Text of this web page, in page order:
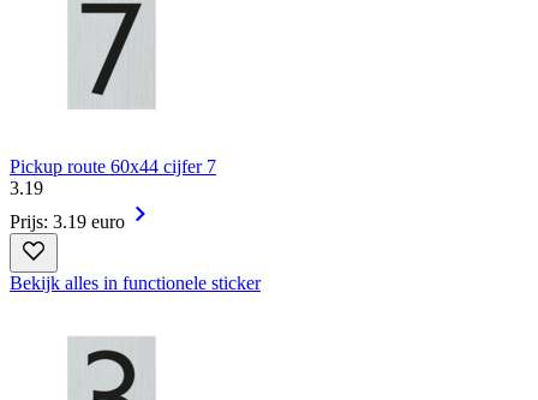
Pickup route 60x44 cijfer 7
3.19
Prijs: 3.19 euro
Bekijk alles in functionele sticker